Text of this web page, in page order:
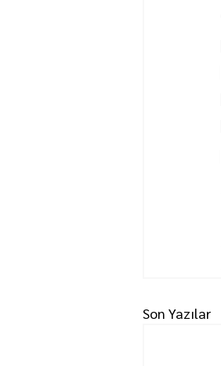
Son Yazılar